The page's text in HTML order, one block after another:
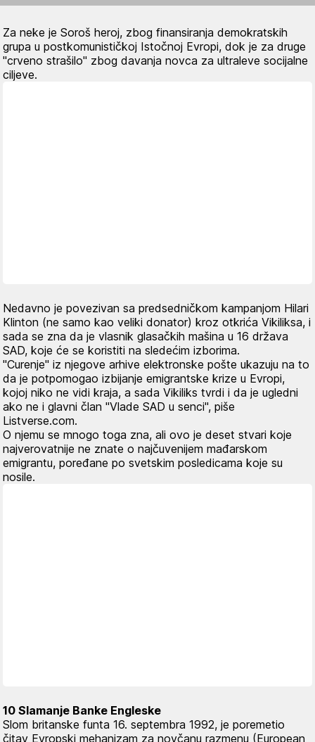
Za neke je Soroš heroj, zbog finansiranja demokratskih
grupa u postkomunističkoj Istočnoj Evropi, dok je za druge
"crveno strašilo" zbog davanja novca za ultraleve socijalne
ciljeve.
Nedavno je povezivan sa predsedničkom kampanjom Hilari
Klinton (ne samo kao veliki donator) kroz otkrića Vikiliksa, i
sada se zna da je vlasnik glasačkih mašina u 16 država
SAD, koje će se koristiti na sledećim izborima.
"Curenje" iz njegove arhive elektronske pošte ukazuju na to
da je potpomogao izbijanje emigrantske krize u Evropi,
kojoj niko ne vidi kraja, a sada Vikiliks tvrdi i da je ugledni
ako ne i glavni član "Vlade SAD u senci", piše
Listverse.com.
O njemu se mnogo toga zna, ali ovo je deset stvari koje
najverovatnije ne znate o najčuvenijem mađarskom
emigrantu, poređane po svetskim posledicama koje su
nosile.
10 Slamanje Banke Engleske
Slom britanske funta 16. septembra 1992, je poremetio
čitav Evropski mehanizam za novčanu razmenu (European